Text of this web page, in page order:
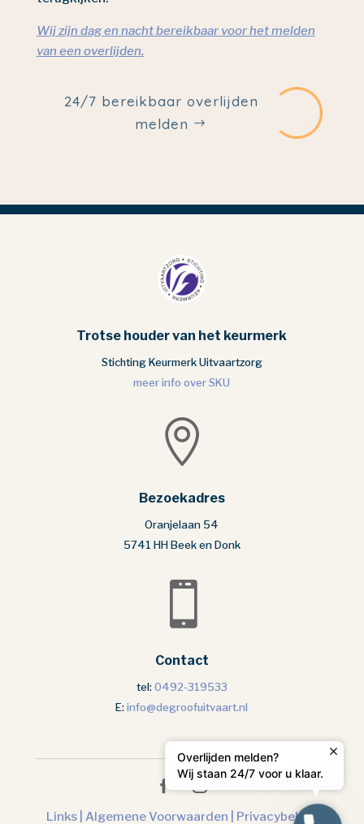
Wij zijn dag en nacht bereikbaar voor het melden
van een overlijden.
24/7 bereikbaar overlijden
melden
Trotse houder van het keurmerk
Stichting Keurmerk Uitvaartzorg
meer info over SKU

Bezoekadres
Oranjelaan 54
5741 HH Beek en Donk

Contact
tel:0492-319533
E:info@degroofuitvaart.nl
Links |Algemene Voorwaarden | Privacybeleid
Overlijden melden?
Wij staan 24/7 voor u klaar.